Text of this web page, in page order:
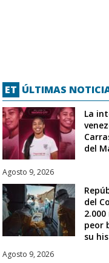
ET ÚLTIMAS
La
del
Agosto 9, 2026
del
peor
su
Agosto 9, 2026